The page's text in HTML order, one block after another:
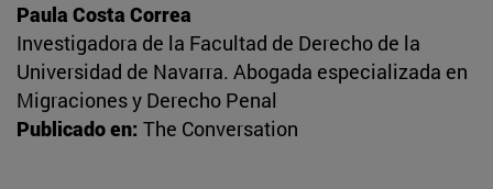
Paula Costa Correa
Investigadora de la Facultad de Derecho de la
Universidad de Navarra. Abogada especializada en
Migraciones y Derecho Penal
Publicado en: The Conversation